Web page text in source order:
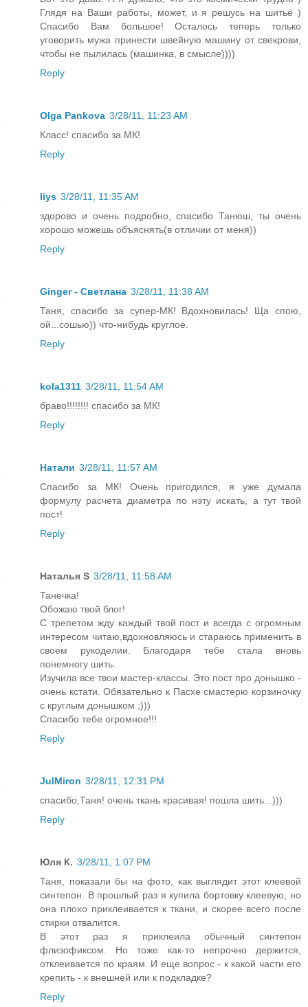
Глядя на Ваши работы, может, и я решусь на шитьё )
Спасибо Вам большое! Осталось теперь только
уговорить мужа принести швейную машину от свекрови,
чтобы не пылилась (машинка, в смысле))))
Reply
Olga Pankova 3/28/11, 11:23 AM
Класс! спасибо за МК!
Reply
liys 3/28/11, 11:35 AM
здорово и очень подробно, спасибо Танюш, ты очень
хорошо можешь объяснять(в отличии от меня))
Reply
Ginger - Светлана 3/28/11, 11:38 AM
Таня, спасибо за супер-МК! Вдохновилась! Ща спою,
ой...сошью)) что-нибудь круглое.
Reply
kola1311 3/28/11, 11:54 AM
браво!!!!!!!! спасибо за МК!
Reply
Натали 3/28/11, 11:57 AM
Спасибо за МК! Очень пригодился, я уже думала
формулу расчета диаметра по нэту искать, а тут твой
пост!
Reply
Наталья S 3/28/11, 11:58 AM
Танечка!
Обожаю твой блог!
С трепетом жду каждый твой пост и всегда с огромным
интересом читаю,вдохновляюсь и стараюсь применить в
своем рукоделии. Благодаря тебе стала вновь
понемногу шить.
Изучила все твои мастер-классы. Это пост про донышко -
очень кстати. Обязательно к Пасхе смастерю корзиночку
с круглым донышком ;)))
Спасибо тебе огромное!!!
Reply
JulMiron 3/28/11, 12:31 PM
спасибо,Таня! очень ткань красивая! пошла шить...)))
Reply
Юля К. 3/28/11, 1:07 PM
Таня, показали бы на фото, как выглядит этот клеевой
синтепон. В прошлый раз я купила бортовку клеевую, но
она плохо приклеивается к ткани, и скорее всего после
стирки отвалится.
В этот раз я приклеила обычный синтепон
флизофиксом. Но тоже как-то непрочно держится,
отклеивается по краям. И еще вопрос - к какой части его
крепить - к внешней или к подкладке?
Reply